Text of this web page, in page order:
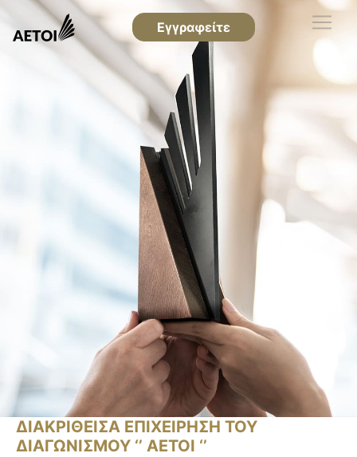
Εγγραφείτε
ΔΙΑΚΡΙΘΕΙΣΑ ΕΠΙΧΕΙΡΗΣΗ ΤΟΥ
ΔΙΑΓΩΝΙΣΜΟΥ ‘’ ΑΕΤΟΙ ‘’